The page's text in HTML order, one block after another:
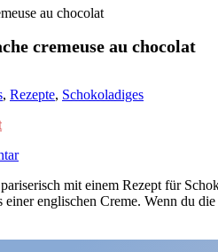
au chocolat
cremeuse au chocolat
, Rezepte, Schokoladiges
mit einem Rezept für
einer englischen Creme. Wenn du